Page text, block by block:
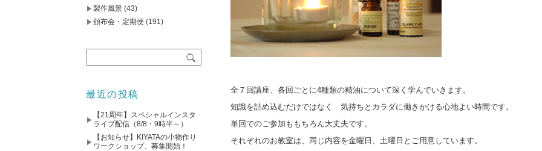
全７回講座、各回ごとに4種類の精油について深く学んでいきます。
知識を詰め込むだけではなく 気持ちとカラダに働きかける心地よい時間です。
単回でのご参加ももちろん大丈夫です。
それぞれのお教室は、同じ内容を金曜日、土曜日とご用意しています。
製作風景 (43)
頒布会・定期便 (191)
最近の投稿
【21周年】スペシャルインスタ
ライブ配信（8/8・9時半～）
【お知らせ】KIYATAの小物作り
ワークショップ、募集開始！